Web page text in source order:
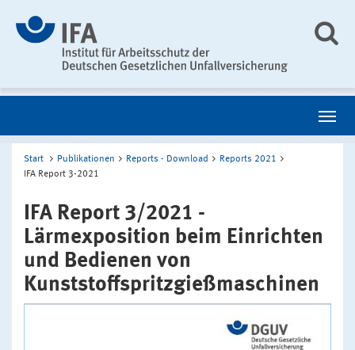
Start Publikationen Reports - Download
Reports 2021
IFA Report 3-2021
IFA Report 3/2021 -
Lärmexposition beim Einrichten
und Bedienen von
Kunststoffspritzgießmaschinen